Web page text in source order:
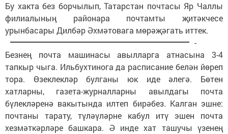
Бу хакта без борчылып, Татарстан почтасы Яр Чаллы
филиалының районара почтамты җитәкчесе
урынбасары Дилбәр Әхмәтовага мөрәҗәгать иттек.
-
Безнең почта машинасы авылларга атнасына 3-4
тапкыр чыга. Ильбухтинога да расписание белән йөреп
тора. Өзеклекләр булганы юк иде әлегә. Бөтен
хатларны, газета-журналларны авылдагы почта
бүлекләренә вакытында илтеп бирәбез. Калган эшне:
почтаны тарату, түләүләрне кабул итү эшен почта
хезмәткәрләре башкара. Ә инде хат ташучы үзенең